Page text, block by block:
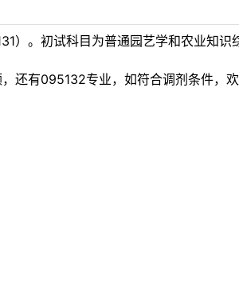
。初试科目为普通园艺学和农业知识
还有095132专业，如符合调剂条件，